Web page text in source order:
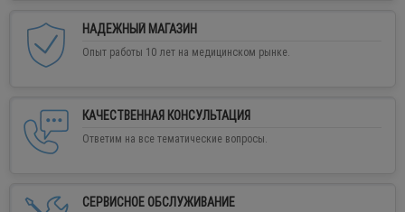
НАДЕЖНЫЙ МАГАЗИН
Опыт работы 10 лет на медицинском рынке.
КАЧЕСТВЕННАЯ КОНСУЛЬТАЦИЯ
Ответим на все тематические вопросы.
СЕРВИСНОЕ ОБСЛУЖИВАНИЕ